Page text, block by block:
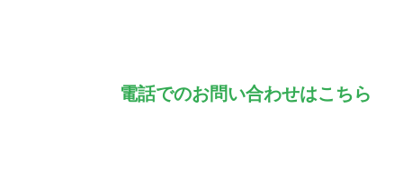
電話でのお問い合わせはこちら